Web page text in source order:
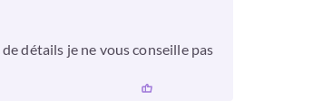
détails je ne vous conseille pas